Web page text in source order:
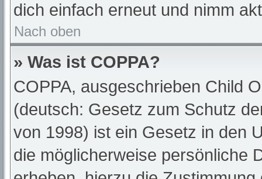
dich einfach erneut und nimm
Nach oben
» Was ist COPPA?
COPPA, ausgeschrieben Child
(deutsch: Gesetz zum Schutz
von 1998) ist ein Gesetz in den
die möglicherweise persönliche